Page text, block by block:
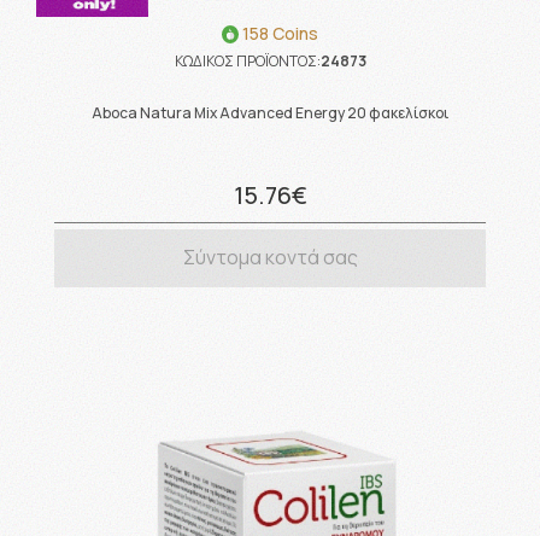
158 Coins
ΚΩΔΙΚΟΣ ΠΡΟΪΟΝΤΟΣ:24873
Aboca Natura Mix Advanced Energy 20 φακελίσκοι
15.76€
Σύντομα κοντά σας